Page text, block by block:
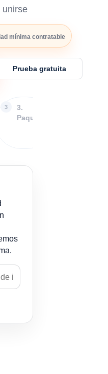
unirse
mínima contratable
Prueba gratuita
3.
Paquete